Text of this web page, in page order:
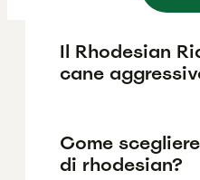
Il Rhodesian
cane
Come
di rhodesian?